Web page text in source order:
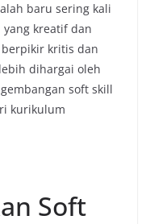
baru sering kali
kreatif dan
berpikir kritis dan
dihargai oleh
soft skill
kurikulum
Soft